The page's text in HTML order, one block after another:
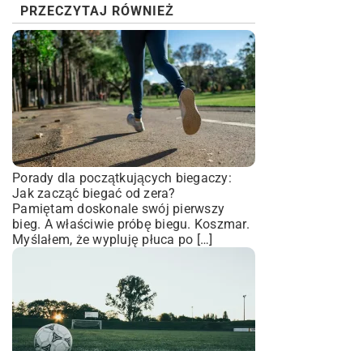
PRZECZYTAJ RÓWNIEŻ
Porady dla początkujących biegaczy:
Jak zacząć biegać od zera?
Pamiętam doskonale swój pierwszy
bieg. A właściwie próbę biegu. Koszmar.
Myślałem, że wypluję płuca po […]